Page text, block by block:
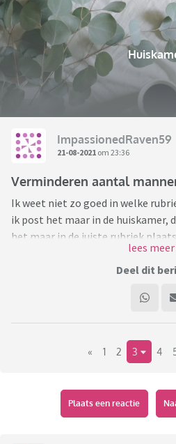
ImpassionedRaven59
21-08-2021 om 23:36
Verminderen aantal
Ik weet niet zo goed in welke
ik post het maar in de huiskamer,
het maar in de juiste rubriek
het verminderen van het aantal
Het is een idee dat sommige
maar eerlijk gezegd zie ik er ook
Wat betreft de positie van de man
dat we wel de conclusie kunnen
toenemende mate nutteloos is
Deel dit
« 1 2 3 4
Plaats een reactie